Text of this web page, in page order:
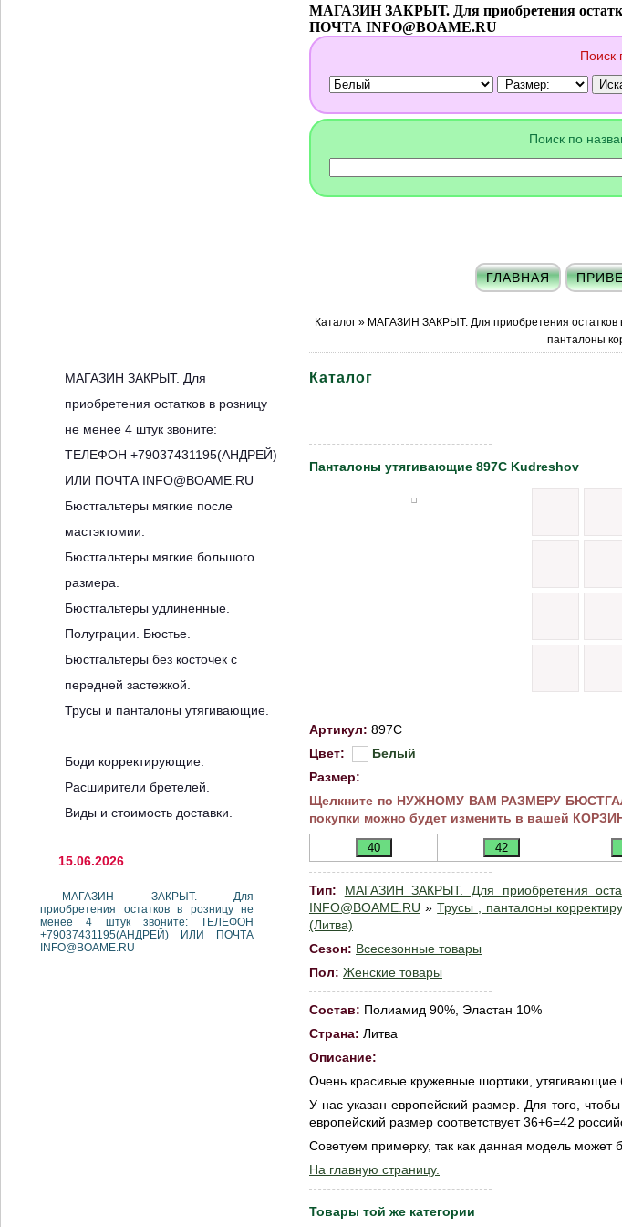
МАГАЗИН ЗАКРЫТ. Для
приобретения остатков в розницу
не менее 4 штук звоните:
ТЕЛЕФОН +79037431195(АНДРЕЙ)
ИЛИ ПОЧТА INFO@BOAME.RU
Бюстгальтеры мягкие после
мастэктомии.
Бюстгальтеры мягкие большого
размера.
Бюстгальтеры удлиненные.
Полуграции. Бюстье.
Бюстгальтеры без косточек с
передней застежкой.
Трусы и панталоны утягивающие.
Боди корректирующие.
Расширители бретелей.
Виды и стоимость доставки.
15.06.2026
МАГАЗИН ЗАКРЫТ. Для
приобретения остатков в розницу не
менее 4 штук звоните: ТЕЛЕФОН
+79037431195(АНДРЕЙ) ИЛИ ПОЧТА
INFO@BOAME.RU
МАГАЗИН ЗАКРЫТ. Для приобретения
ПОЧТА INFO@BOAME.RU
Поиск
Поиск по
ГЛАВНАЯ
Каталог » МАГАЗИН ЗАКРЫТ. Для приобретения
панталоны
Каталог
Панталоны утягивающие 897C Kudreshov
Артикул: 897C
Цвет:
Белый
Размер:
Щелкните по НУЖНОМУ ВАМ РАЗМЕРУ
покупки можно будет изменить в вашей
Тип:
МАГАЗИН ЗАКРЫТ. Для приобретения
INFO@BOAME.RU »Трусы , панталоны
(Литва)
Сезон: Всесезонные товары
Пол: Женские товары
Состав: Полиамид 90%, Эластан 10%
Страна: Литва
Описание:
Очень красивые кружевные шортики,
У нас указан европейский размер. Для того,
европейский размер соответствует 36+6=42
Советуем примерку, так как данная модель может
На главную страницу.
Товары той же категории